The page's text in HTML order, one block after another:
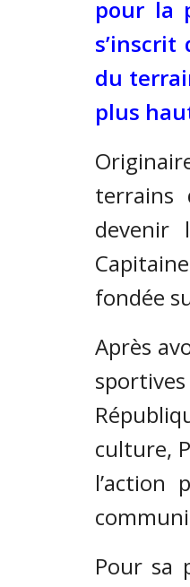
pour la
du
plus
terrains
devenir
fondée
Après
culture,
l’action
Pour sa